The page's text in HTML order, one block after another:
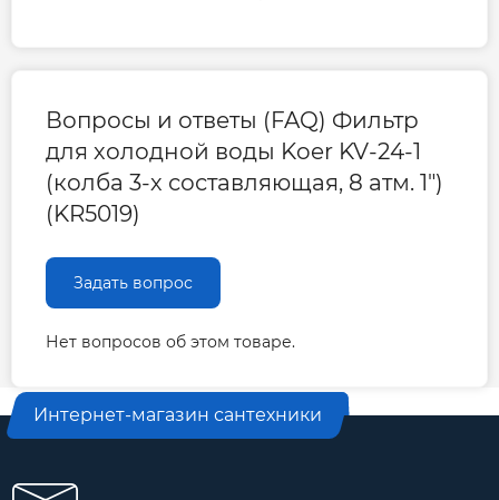
Вопросы и ответы (FAQ) Фильтр
для холодной воды Koer KV-24-1
(колба 3-х составляющая, 8 атм. 1")
(KR5019)
Задать вопрос
Нет вопросов об этом товаре.
Интернет-магазин сантехники